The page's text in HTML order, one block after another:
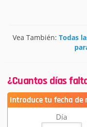
Vea También: Todas
¿Cuantos días
Introduce tu fecha de
Día